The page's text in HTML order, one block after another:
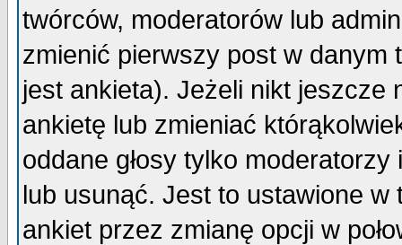
twórców, moderatorów lub
zmienić pierwszy post w
jest ankieta). Jeżeli nikt jeszcze
ankietę lub zmieniać
oddane głosy tylko
lub usunąć. Jest to ustawione w
ankiet przez zmianę opcji w